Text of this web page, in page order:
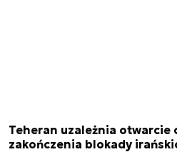
Teheran uzależnia otwarcie
zakończenia blokady